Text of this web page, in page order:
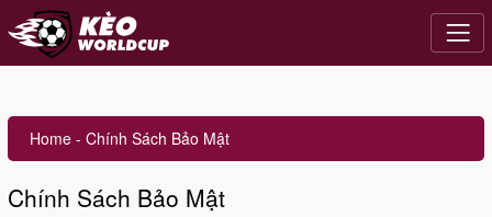
Home - Chính Sách Bảo Mật
Chính Sách Bảo Mật